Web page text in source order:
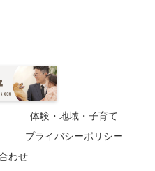
体験・地域・子育て
プライバシーポリシー
わせ